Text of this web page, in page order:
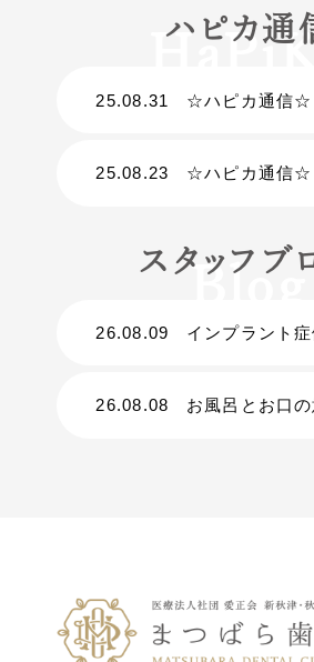
ハピカ通
25.08.31 ☆ハピカ通信☆
25.08.23 ☆ハピカ通信☆
スタッフブ
26.08.09 インプラント症例３，０００件以上｜Ｄｒ.松原の手術
26.08.08 お風呂とお口の意